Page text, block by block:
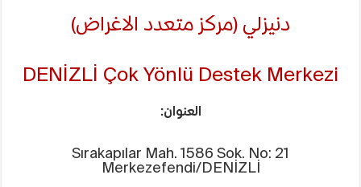
دنيزلي (مركز متعدد الاغراض)
DENİZLİ Çok Yönlü Destek Merkezi
العنوان:
Sırakapılar Mah. 1586 Sok. No: 21
Merkezefendi/DENİZLİ